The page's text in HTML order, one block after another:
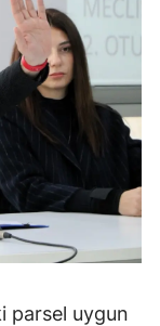
parsel uygun